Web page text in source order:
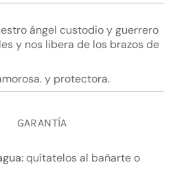
ángel custodio y guerrero
y nos libera de los brazos de
y protectora.
GARANTÍA
quítatelos al bañarte o